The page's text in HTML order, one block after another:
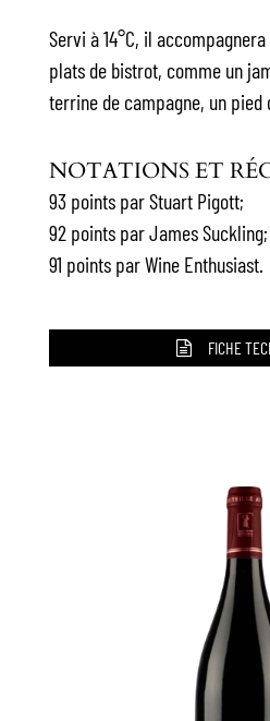
Servi à 14°C, il
plats de bistrot, comme un
terrine de campagne, un pied
NOTATIONS ET
93 points par Stuart Pigott;
92 points par James Suckling;
91 points par Wine Enthusiast.
FICHE